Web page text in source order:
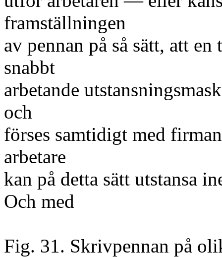
framställningen
av pennan på så sätt, att
snabbt
arbetande
och
förses samtidigt med
arbetare
kan på detta sätt utstansa
Och med
Fig. 31. Skrivpennan på